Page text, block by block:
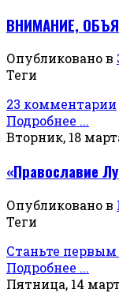
ВНИМАНИЕ,
Опубликовано в
Теги
23 комментарии
Подробнее ...
Вторник, 18
«Православие
Опубликовано в
Теги
Станьте
Подробнее ...
Пятница, 14